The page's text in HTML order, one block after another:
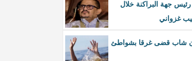
جهة البراكنة خلال
غزواني
شاب قضى غرقا بشواطئ